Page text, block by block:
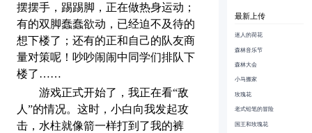
摆摆手，踢踢脚，正在做热身运动 ；
有的双脚蠢蠢欲动， 已经迫不及待的
想下楼了 ； 还有的正和自己的队友商
量对策呢！吵吵闹闹中同学们排队下
楼了……
游戏正式开始了，我正在看“敌
人”的情况。这时，小白向我发起攻
击，水柱就像箭一样打到了我的裤
最新上传
迷人的荷花
森林音乐节
森林大会
小马搬家
玫瑰花
老式铅笔的冒险
国王和玫瑰花